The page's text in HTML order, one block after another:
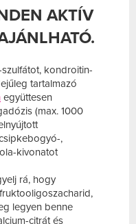
AKTÍV
kondroitin-
tartalmazó
együttesen
(max. 1000
,
kivonatot
rá, hogy
legyen benne
citrát és